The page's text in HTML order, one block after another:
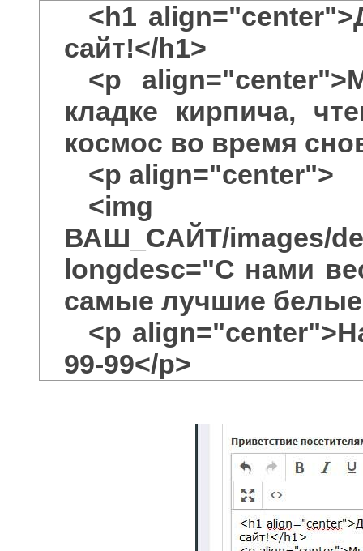
<h1
сайт!</h1>
<p
кладке кирпича,
космос во время
<p align="center">
<img
ВАШ_САЙТ/images/
longdesc="С нами
самые лучшие
<p
99-99</p>